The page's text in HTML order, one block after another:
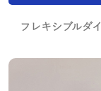
フレキシブルダイ